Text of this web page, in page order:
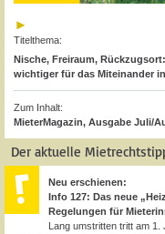
Titelthema:
Nische, Freiraum,
wichtiger für das Miteinander
Zum Inhalt:
MieterMagazin, Ausgabe Juli/
Der aktuelle
Neu erschienen:
Info 127: Das neue
Regelungen für
Lang umstritten tritt am